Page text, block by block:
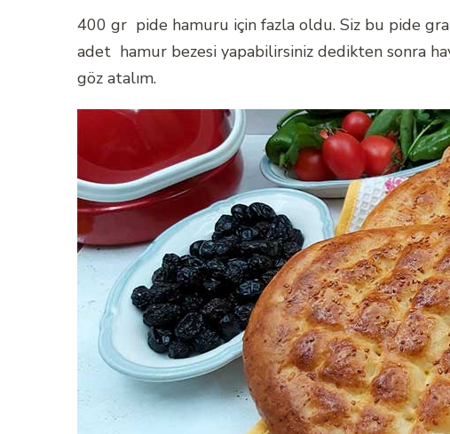
400 gr pide hamuru için fazla oldu. Siz bu pide
adet hamur bezesi yapabilirsiniz dedikten sonra
göz atalım.